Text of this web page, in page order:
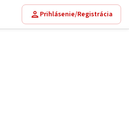
Prihlásenie/Registrácia